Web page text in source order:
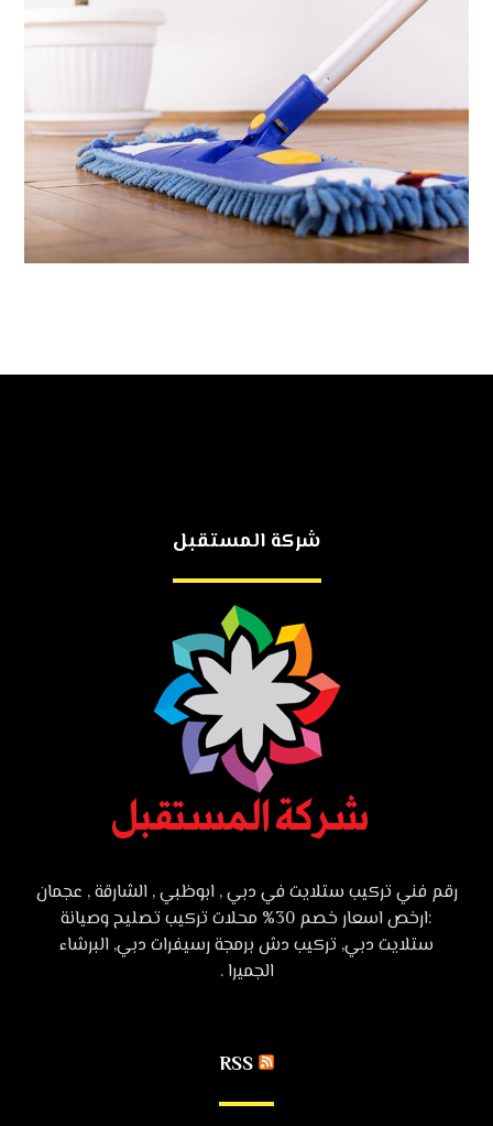
شركة المستقبل
رقم فني تركيب ستلايت في دبي , ابوظبي , الشارقة , عجمان
:ارخص اسعار خصم 30% محلات تركيب تصليح وصيانة
ستلايت دبي, تركيب دش برمجة رسيفرات دبي, البرشاء
الجميرا .
RSS